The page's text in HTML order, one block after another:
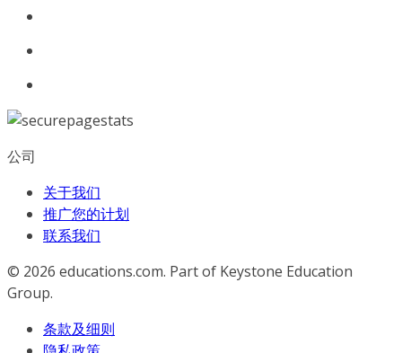
公司
关于我们
推广您的计划
联系我们
© 2026 educations.com. Part of Keystone Education
Group.
条款及细则